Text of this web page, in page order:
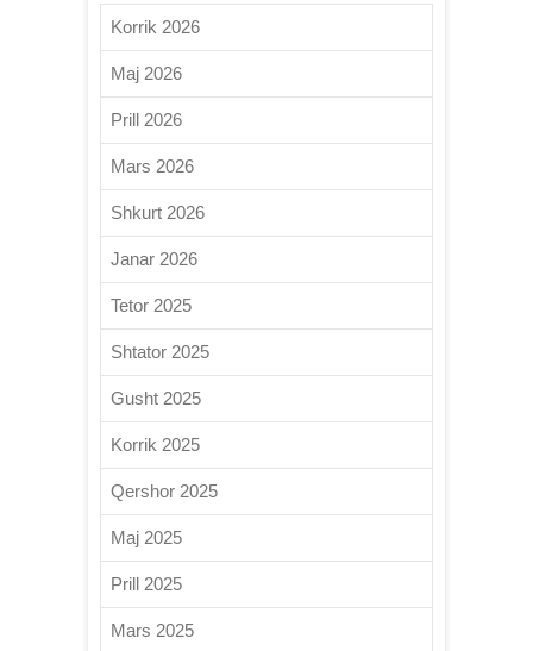
Korrik 2026
Maj 2026
Prill 2026
Mars 2026
Shkurt 2026
Janar 2026
Tetor 2025
Shtator 2025
Gusht 2025
Korrik 2025
Qershor 2025
Maj 2025
Prill 2025
Mars 2025